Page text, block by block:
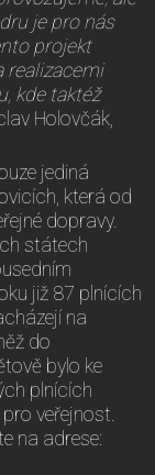
je pro nás
projekt
realizacemi
kde taktéž
Holovčák,
jediná
která od
dopravy.
státech
již 87 plnících
na
do
bylo ke
plnících
veřejnost.
na adrese: